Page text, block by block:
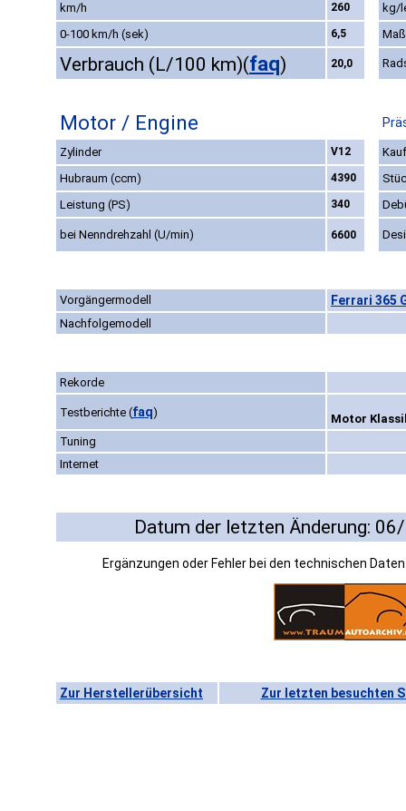
km/h 260
kg/
0-100 km/h (sek)
6,5
Verbrauch (L/100 km)(faq) 20,0
Motor / Engine
Zylinder V12
Hubraum (ccm)
4390
Leistung (PS)
340
bei Nenndrehzahl (U/min) 6600
Vorgängermodell Ferrari 365
Nachfolgemodell
Rekorde
Testberichte (faq)
Motor
Tuning
Internet
Datum der letzten Änderung:
Ergänzungen oder Fehler bei den technischen
Zur Herstellerübersicht Zur letzten besuchten